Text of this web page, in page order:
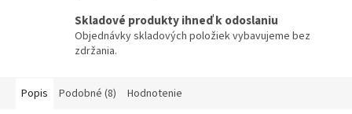
Skladové produkty ihneď k odoslaniu
Objednávky skladových položiek vybavujeme bez
zdržania.
Popis Podobné (8) Hodnotenie